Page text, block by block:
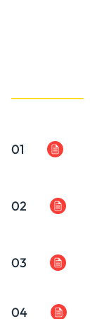
01
02
03
04